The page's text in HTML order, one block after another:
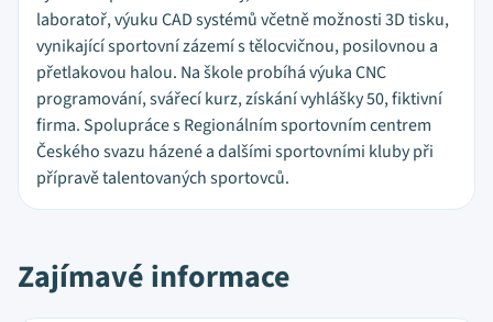
laboratoř, výuku CAD systémů včetně možnosti 3D tisku,
vynikající sportovní zázemí s tělocvičnou, posilovnou a
přetlakovou halou. Na škole probíhá výuka CNC
programování, svářecí kurz, získání vyhlášky 50, fiktivní
firma. Spolupráce s Regionálním sportovním centrem
Českého svazu házené a dalšími sportovními kluby při
přípravě talentovaných sportovců.
Zajímavé informace